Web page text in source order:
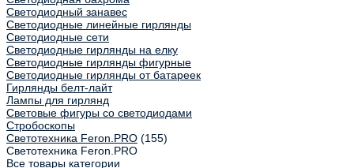
Светодиодный занавес
Светодиодные линейные гирлянды
Светодиодные сети
Светодиодные гирлянды на елку
Светодиодные гирлянды фигурные
Светодиодные гирлянды от батареек
Гирлянды белт-лайт
Лампы для гирлянд
Световые фигуры со светодиодами
Стробоскопы
Светотехника Feron.PRO (155)
Светотехника Feron.PRO
Все товары категории